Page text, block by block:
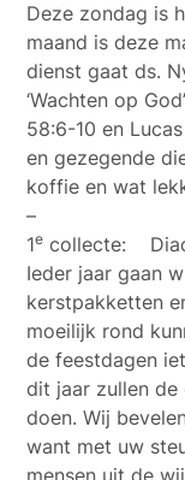
Deze zondag is
maand is deze
dienst gaat ds.
‘Wachten op
58:6-10 en
en gezegende
koffie en wat
–
1e collecte:
Ieder jaar gaan
kerstpakketten
moeilijk rond
de feestdagen
dit jaar zullen de
doen. Wij
want met uw
mensen uit de